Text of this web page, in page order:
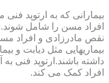
بیمارانی که به ارتوپد
افراد مسن را شامل
نقص مادرزادی و افراد
بیماریهایی مثل دیابت و
داشته باشند.ارتوپد فنی
افراد کمک می کند.